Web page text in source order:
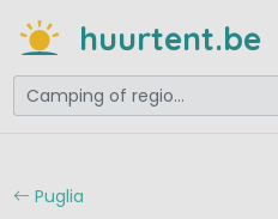
huurtent.be
Puglia